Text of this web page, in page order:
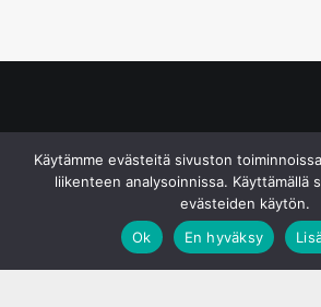
Käytämme evästeitä sivuston
liikenteen analysoinnissa. Käyttämällä
evästeiden käytön.
Ok
En hyväksy